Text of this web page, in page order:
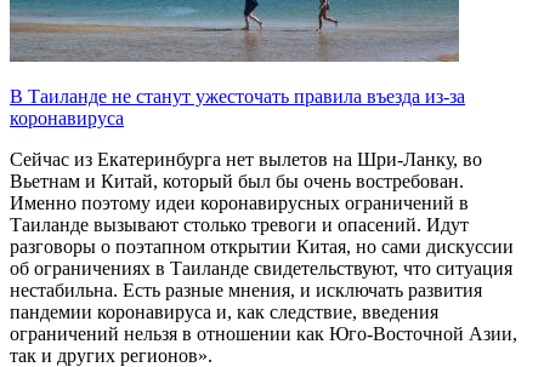
В Таиланде не станут ужесточать правила въезда из-за
коронавируса
Сейчас из Екатеринбурга нет вылетов на Шри-Ланку, во
Вьетнам и Китай, который был бы очень востребован.
Именно поэтому идеи коронавирусных ограничений в
Таиланде вызывают столько тревоги и опасений. Идут
разговоры о поэтапном открытии Китая, но сами дискуссии
об ограничениях в Таиланде свидетельствуют, что ситуация
нестабильна. Есть разные мнения, и исключать развития
пандемии коронавируса и, как следствие, введения
ограничений нельзя в отношении как Юго-Восточной Азии,
так и других регионов».